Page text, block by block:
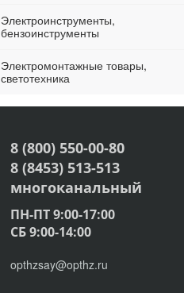
Электроинструменты,
бензоинструменты
Электромонтажные товары,
светотехника
8 (800) 550-00-80
8 (8453) 513-513
многоканальный
ПН-ПТ 9:00-17:00
СБ 9:00-14:00
opthzsay@opthz.ru